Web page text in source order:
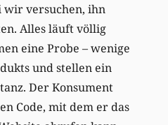
wir versuchen, ihn
Alles läuft völlig
eine Probe – wenige
und stellen ein
Der Konsument
Code, mit dem er das